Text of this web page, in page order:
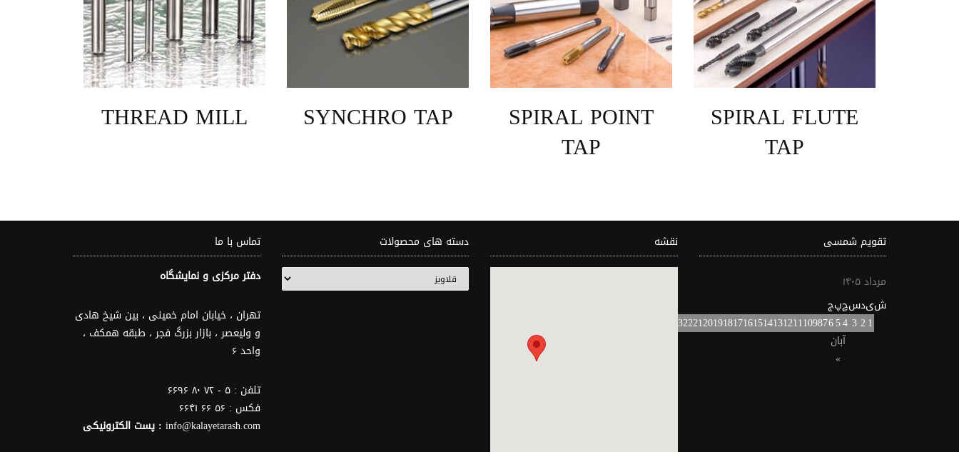
SPIRAL FLUTE
TAP
SPIRAL POINT
TAP
SYNCHRO TAP
THREAD MILL
تقویم شمسی
مرداد ۱۴۰۵
شیدسچپج
آبان
»
1
2
3
4
5
6
7
8
9
10
11
12
13
14
15
16
17
18
19
20
21
22
23
نقشه دسته های محصولات
تماس با ما
دفتر مرکزی و نمایشگاه
تهران ، خیابان امام خمینی ، بین شیخ هادی
و ولیعصر ، بازار بزرگ فجر ، طبقه همکف ،
واحد ۶
تلفن : ۵ - ۷۲ ۸۰ ۶۶۹۶
فکس : ۵۶ ۶۶ ۶۶۴۱
info@kalayetarash.com : پست الکترونیکی